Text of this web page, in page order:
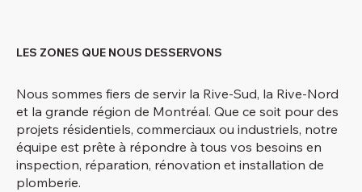
LES ZONES QUE NOUS DESSERVONS
Nous sommes fiers de servir la Rive-Sud, la Rive-Nord
et la grande région de Montréal. Que ce soit pour des
projets résidentiels, commerciaux ou industriels, notre
équipe est prête à répondre à tous vos besoins en
inspection, réparation, rénovation et installation de
plomberie.